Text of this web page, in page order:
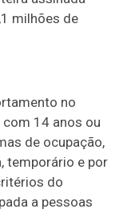
milhões de
no
14 anos ou
de ocupação,
temporário e por
do
a pessoas